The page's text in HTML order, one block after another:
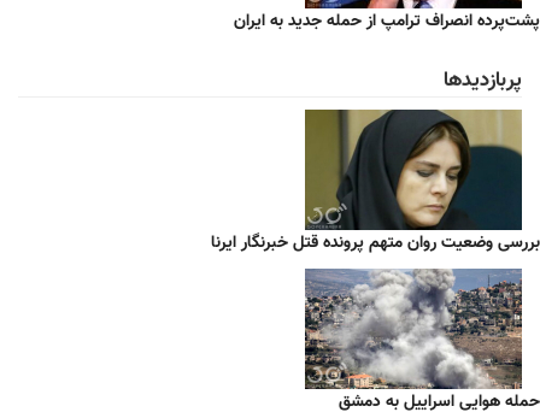
پشت‌پرده انصراف ترامپ از حمله جدید به ایران
پربازدیدها
بررسی وضعیت روان متهم پرونده قتل خبرنگار ایرنا
حمله هوایی اسراییل به دمشق